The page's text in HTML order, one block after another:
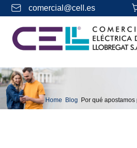
comercial@cell.es
Home &#x39;
Blog &#x39;
Por qué